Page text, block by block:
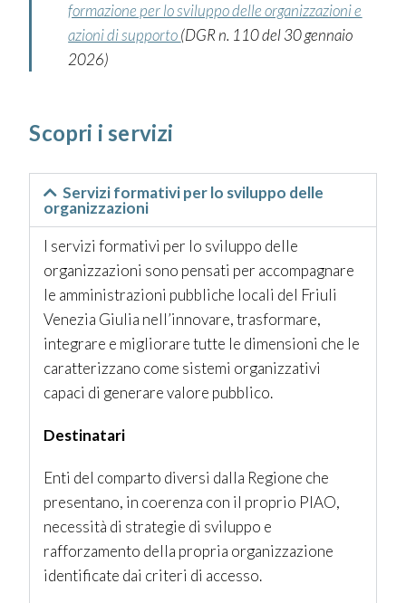
formazione per lo sviluppo delle organizzazioni e
azioni di supporto(DGR n. 110 del 30 gennaio
2026)
Scopri i servizi
Servizi formativi per lo sviluppo delle
organizzazioni
I servizi formativi per lo sviluppo delle
organizzazioni sono pensati per accompagnare
le amministrazioni pubbliche locali del Friuli
Venezia Giulia nell’innovare, trasformare,
integrare e migliorare tutte le dimensioni che le
caratterizzano come sistemi organizzativi
capaci di generare valore pubblico.
Destinatari
Enti del comparto diversi dalla Regione che
presentano, in coerenza con il proprio PIAO,
necessità di strategie di sviluppo e
rafforzamento della propria organizzazione
identificate dai criteri di accesso.